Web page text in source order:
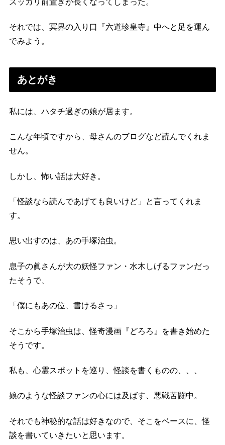
スッカリ前置きが長くなってしまった。
それでは、冥界の入り口『六道珍皇寺』中へと足を運ん
でみよう。
あとがき
私には、ハタチ過ぎの娘が居ます。
こんな年頃ですから、母さんのブログなど読んでくれま
せん。
しかし、怖い話は大好き。
「怪談なら読んであげても良いけど」と言ってくれま
す。
思い出すのは、あの手塚治虫。
息子の眞さんが大の妖怪ファン・水木しげるファンだっ
たそうで、
「僕にもあの位、書けるさっ」
そこから手塚治虫は、怪奇漫画『どろろ』を書き始めた
そうです。
私も、心霊スポットを巡り、怪談を書くものの、、、
娘のような怪談ファンの心には及ばす、悪戦苦闘中。
それでも神秘的な話は好きなので、そこをベースに、怪
談を書いていきたいと思います。